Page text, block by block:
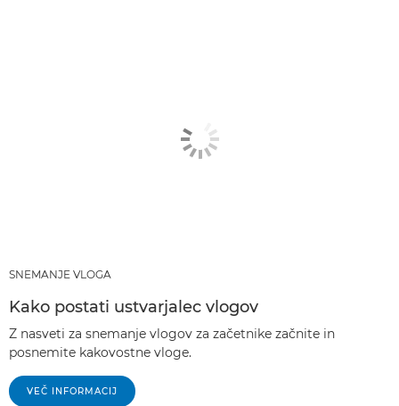
SNEMANJE VLOGA
Kako postati ustvarjalec vlogov
Z nasveti za snemanje vlogov za začetnike začnite in
posnemite kakovostne vloge.
VEČ INFORMACIJ